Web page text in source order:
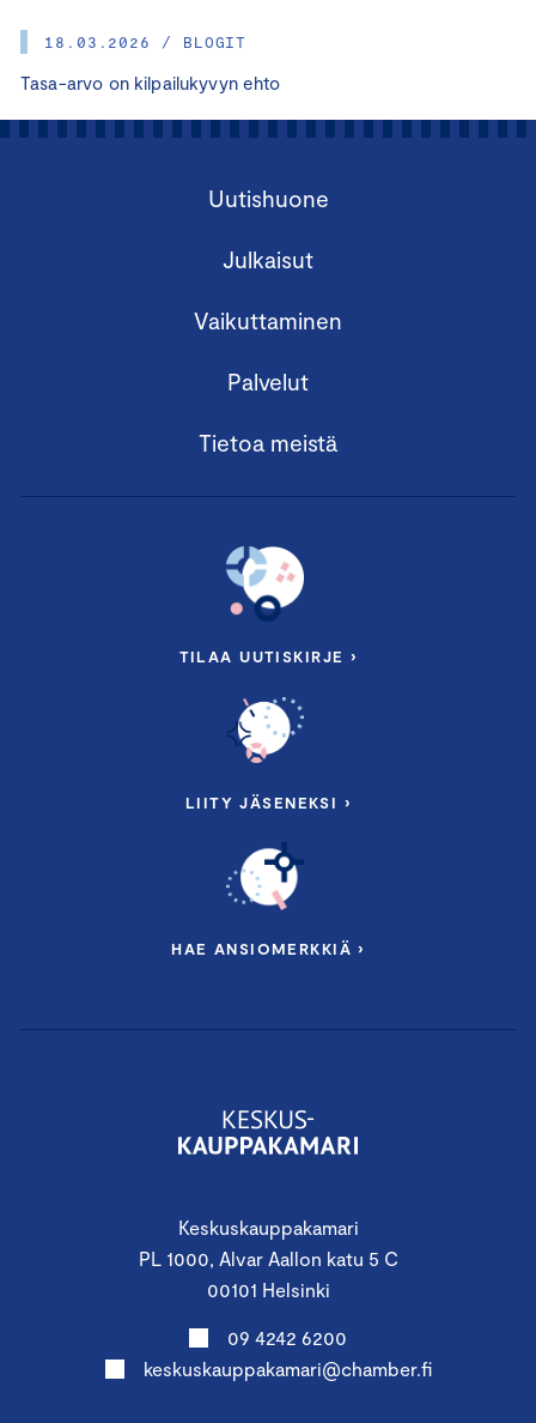
18.03.2026 / BLOGIT
Tasa-arvo on kilpailukyvyn ehto
Keskuskauppakamari
PL 1000, Alvar Aallon katu 5 C
00101 Helsinki
09 4242 6200
keskuskauppakamari@chamber.fi
Uutishuone
Julkaisut
Vaikuttaminen
Palvelut
Tietoa meistä
TILAA UUTISKIRJE ›
LIITY JÄSENEKSI ›
HAE ANSIOMERKKIÄ ›